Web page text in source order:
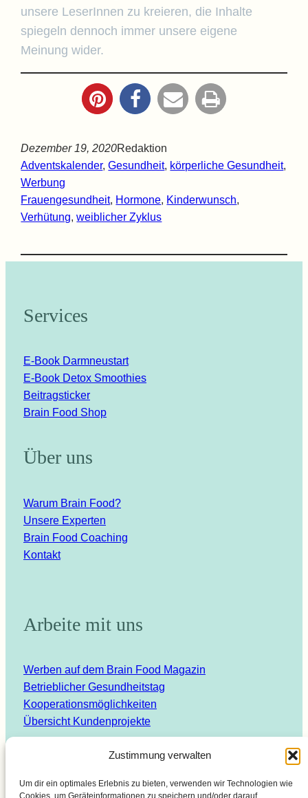
Zustimmung verwalten
Um dir ein optimales Erlebnis zu bieten, verwenden wir Technologien wie
Cookies, um Geräteinformationen zu speichern und/oder darauf
unsere LeserInnen zu kreieren, die Inhalte
spiegeln dennoch immer unsere eigene
Meinung wider.
Dezember 19, 2020Redaktion
Adventskalender, Gesundheit, körperliche Gesundheit
Werbung
Frauengesundheit, Hormone, Kinderwunsch
Verhütung, weiblicher Zyklus
Services
E-Book Darmneustart
E-Book Detox Smoothies
Beitragsticker
Brain Food Shop
Über uns
Warum Brain Food?
Unsere Experten
Brain Food Coaching
Kontakt
Arbeite mit uns
Werben auf dem Brain Food Magazin
Betrieblicher Gesundheitstag
Kooperationsmöglichkeiten
Übersicht Kundenprojekte